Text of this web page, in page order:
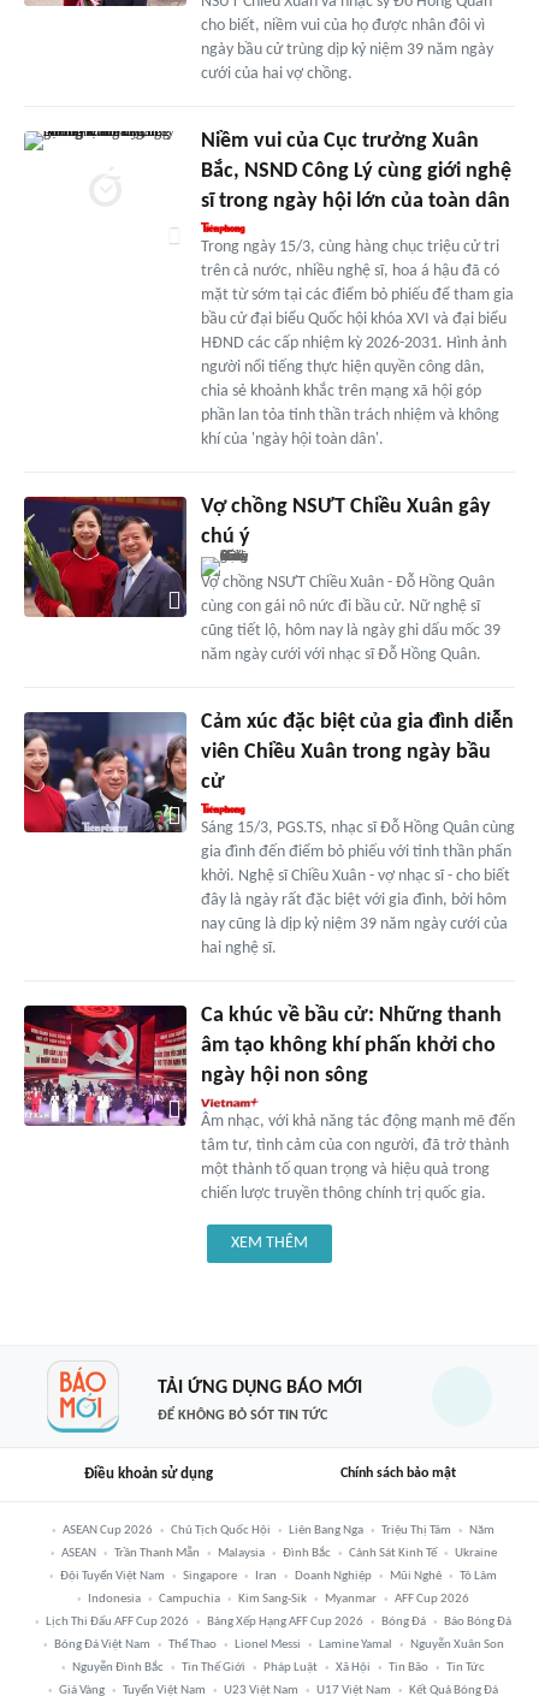
cho biết, niềm vui của họ được nhân đôi vì
ngày bầu cử trùng dịp kỷ niệm 39 năm ngày
cưới của hai vợ chồng.
Niềm vui của Cục trưởng Xuân
Bắc, NSND Công Lý cùng giới nghệ
sĩ trong ngày hội lớn của toàn dân
Trong ngày 15/3, cùng hàng chục triệu cử tri
trên cả nước, nhiều nghệ sĩ, hoa á hậu đã có
mặt từ sớm tại các điểm bỏ phiếu để tham gia
bầu cử đại biểu Quốc hội khóa XVI và đại biểu
HĐND các cấp nhiệm kỳ 2026-2031. Hình ảnh
người nổi tiếng thực hiện quyền công dân,
chia sẻ khoảnh khắc trên mạng xã hội góp
phần lan tỏa tinh thần trách nhiệm và không
khí của 'ngày hội toàn dân'.
Vợ chồng NSƯT Chiều Xuân gây
chú ý
Vợ chồng NSƯT Chiều Xuân - Đỗ Hồng Quân
cùng con gái nô nức đi bầu cử. Nữ nghệ sĩ
cũng tiết lộ, hôm nay là ngày ghi dấu mốc 39
năm ngày cưới với nhạc sĩ Đỗ Hồng Quân.
Cảm xúc đặc biệt của gia đình diễn
viên Chiều Xuân trong ngày bầu
cử
Sáng 15/3, PGS.TS, nhạc sĩ Đỗ Hồng Quân cùng
gia đình đến điểm bỏ phiếu với tinh thần phấn
khởi. Nghệ sĩ Chiều Xuân - vợ nhạc sĩ - cho biết
đây là ngày rất đặc biệt với gia đình, bởi hôm
nay cũng là dịp kỷ niệm 39 năm ngày cưới của
hai nghệ sĩ.
Ca khúc về bầu cử: Những thanh
âm tạo không khí phấn khởi cho
ngày hội non sông
Âm nhạc, với khả năng tác động mạnh mẽ đến
tâm tư, tình cảm của con người, đã trở thành
một thành tố quan trọng và hiệu quả trong
chiến lược truyền thông chính trị quốc gia.
XEM THÊM
TẢI ỨNG DỤNG BÁO MỚI
ĐỂ KHÔNG BỎ SÓT TIN TỨC
Điều khoản sử dụng Chính sách bảo mật
ASEAN Cup 2026 Chủ Tịch Quốc Hội Liên Bang Nga Triệu Thị Tâm
Năm
ASEAN
Trần Thanh Mẫn Malaysia Đình Bắc Cảnh Sát Kinh Tế
Ukraine
Đội Tuyển Việt Nam
Singapore Iran Doanh Nghiệp Mũi Nghê
Tô Lâm
Indonesia
Campuchia Kim Sang-Sik Myanmar
AFF Cup 2026
Lịch Thi Đấu AFF Cup 2026
Bảng Xếp Hạng AFF Cup 2026 Bóng Đá
Báo Bóng Đá
Bóng Đá Việt Nam
Thể Thao Lionel Messi Lamine Yamal
Nguyễn Xuân Son
Nguyễn Đình Bắc
Tin Thế Giới Pháp Luật Xã Hội Tin Bão
Tin Tức
Giá Vàng
Tuyển Việt Nam U23 Việt Nam U17 Việt Nam Kết Quả Bóng Đá